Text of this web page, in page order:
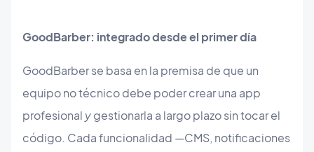
GoodBarber: integrado desde el primer día
GoodBarber se basa en la premisa de que un
equipo no técnico debe poder crear una app
profesional ygestionarla a largo plazo sin tocar el
código. Cada funcionalidad —CMS, notificaciones